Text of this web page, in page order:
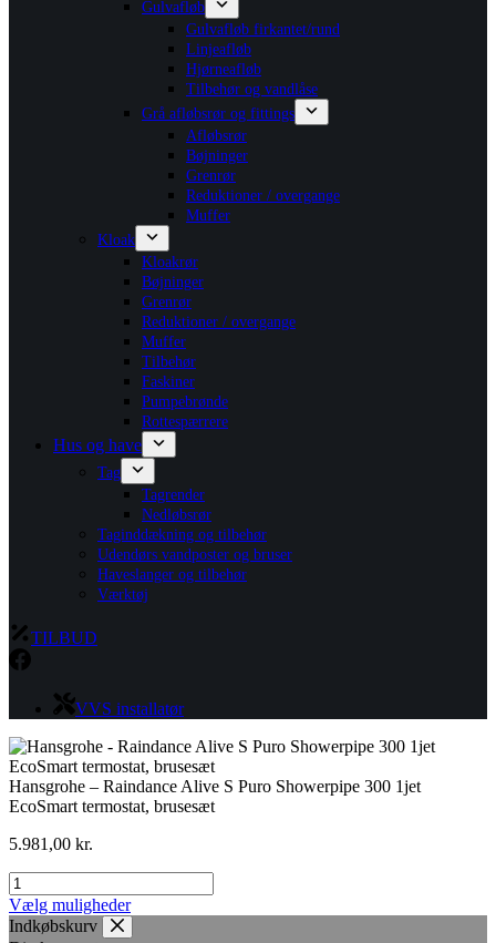
Gulvafløb
Gulvafløb firkantet/rund
Linjeafløb
Hjørneafløb
Tilbehør og vandlåse
Grå afløbsrør og fittings
Afløbsrør
Bøjninger
Grenrør
Reduktioner / overgange
Muffer
Kloak
Kloakrør
Bøjninger
Grenrør
Reduktioner / overgange
Muffer
Tilbehør
Faskiner
Pumpebrønde
Rottespærrere
Hus og have
Tag
Tagrender
Nedløbsrør
Taginddækning og tilbehør
Udendørs vandposter og bruser
Haveslanger og tilbehør
Værktøj
TILBUD
VVS installatør
Hansgrohe – Raindance Alive S Puro Showerpipe 300 1jet
EcoSmart termostat, brusesæt
5.981,00 kr.
Hansgrohe
-
Raindance
Vælg mulighederDette
vare
Indkøbskurv